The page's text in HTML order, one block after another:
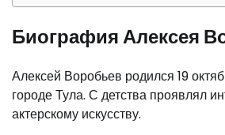
Биография Алексея
Алексей Воробьев родился 19
городе Тула. С детства проявлял
актерскому искусству.